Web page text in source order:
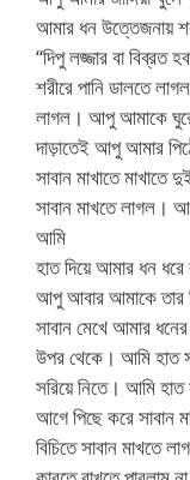
আমার ধন উত্তেজনায়
“দিপু লজ্জার বা বিব্রত
শরীরে পানি ডালতে
লাগল। আপু আমাকে ঘুরে
দাড়াতেই আপু আমার
সাবান মাখাতে মাখাতে
সাবান মাখতে লাগল।
আমি
হাত দিয়ে আমার ধন
আপু আবার আমাকে তার
সাবান মেখে আমার
উপর থেকে। আমি হাত
সরিয়ে নিতে। আমি
আগে পিছে করে সাবান
বিচিতে সাবান মাখতে